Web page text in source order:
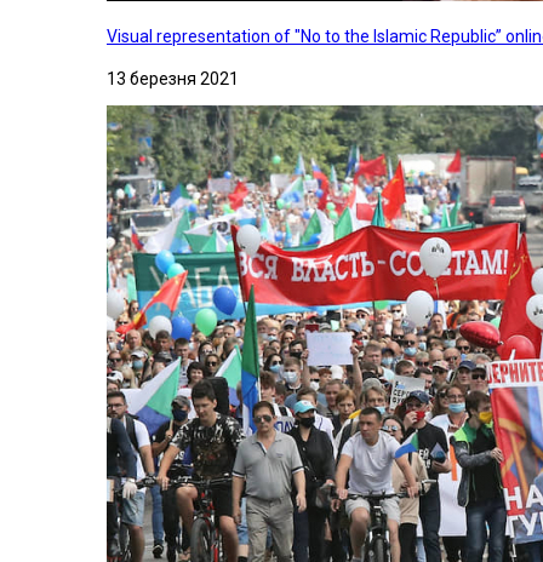
Visual representation of "No to the Islamic Republic”
13 березня 2021